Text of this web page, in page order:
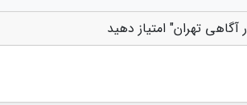
تهران" امتیاز دهید